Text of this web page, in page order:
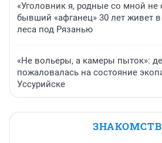
«Уголовник я, родные со мной не
бывший «афганец» 30 лет живет
леса под Рязанью
«Не вольеры, а камеры пыток»:
пожаловалась на состояние
Уссурийске